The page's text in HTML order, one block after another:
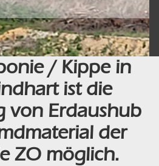
/ Kippe in
ist die
von Erdaushub
der
ZO möglich.